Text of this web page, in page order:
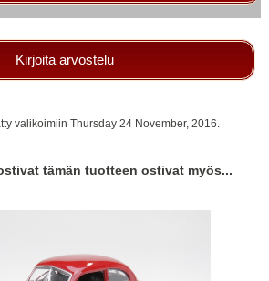
Kirjoita arvostelu
valikoimiin Thursday 24 November, 2016.
tämän tuotteen ostivat myös...